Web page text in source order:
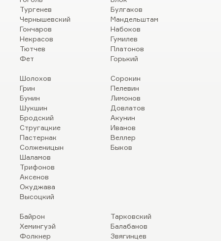
Тургенев
Чернышевский
Гончаров
Некрасов
Тютчев
Фет
Булгаков
Мандельштам
Набоков
Гумилев
Платонов
Горький
Шолохов
Грин
Бунин
Шукшин
Бродский
Стругацкие
Пастернак
Солженицын
Шаламов
Трифонов
Аксенов
Окуджава
Высоцкий
Сорокин
Пелевин
Лимонов
Довлатов
Акунин
Иванов
Веллер
Быков
Байрон
Хемингуэй
Фолкнер
Тарковский
Балабанов
Звягинцев